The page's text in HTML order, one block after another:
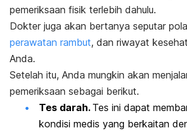
pemeriksaan fisik terlebih dahulu.
Dokter juga akan bertanya seputar
perawatan rambut, dan riwayat
Anda.
Setelah itu, Anda mungkin akan
pemeriksaan sebagai berikut.
Tes darah. Tes ini dapat
kondisi medis yang berkaitan